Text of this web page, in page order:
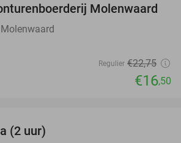
27%
Molenwaard
Regulier €22,75
€16,50
(2 uur)